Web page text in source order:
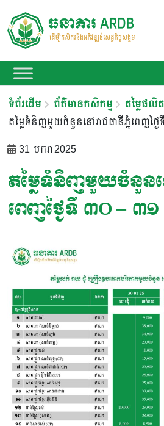
ទំព័រដើម ព័ត៌មានកសិកម្ម
តម្លៃផលិ
តម្លៃទំនិញមួយចំនួននៅរាជធានីភ្នំពេញថ្
31 មករា 2025
តម្លៃទំនិញមួយចំនួនន
ពេញថ្ងៃទី ៣០ – ៣